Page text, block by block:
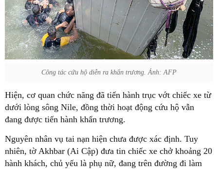
Công tác cứu hộ diễn ra khẩn trương. Ảnh: AFP
Hiện, cơ quan chức năng đã tiến hành trục vớt chiếc xe từ
dưới lòng sông Nile, đồng thời hoạt động cứu hộ vẫn
đang được tiến hành khẩn trương.
Nguyên nhân vụ tai nạn hiện chưa được xác định. Tuy
nhiên, tờ Akhbar (Ai Cập) đưa tin chiếc xe chở khoảng 20
hành khách, chủ yếu là phụ nữ, đang trên đường đi làm